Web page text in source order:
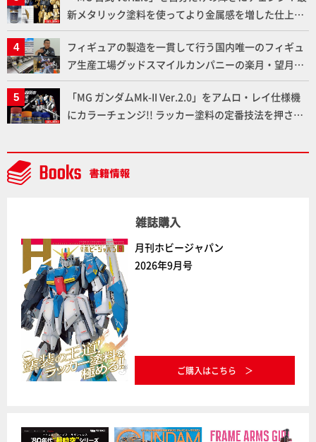
新メタリック塗料を使ってより金属感を増した仕上が
りに!!【試し読み】
フィギュアの製造を一貫して行う国内唯一のフィギュ
ア生産工場グッドスマイルカンパニーの楽月・望月工
場に突撃！谷本工場長へのインタビューと『PLAMAX
AAAヴンダー』の続報も！
「MG ガンダムMk-II Ver.2.0」をアムロ・レイ仕様機
にカラーチェンジ!! ラッカー塗料の定番技法を押さえ
雑誌購入
月刊ホビージャパン
2026年9月号
ご購入はこちら